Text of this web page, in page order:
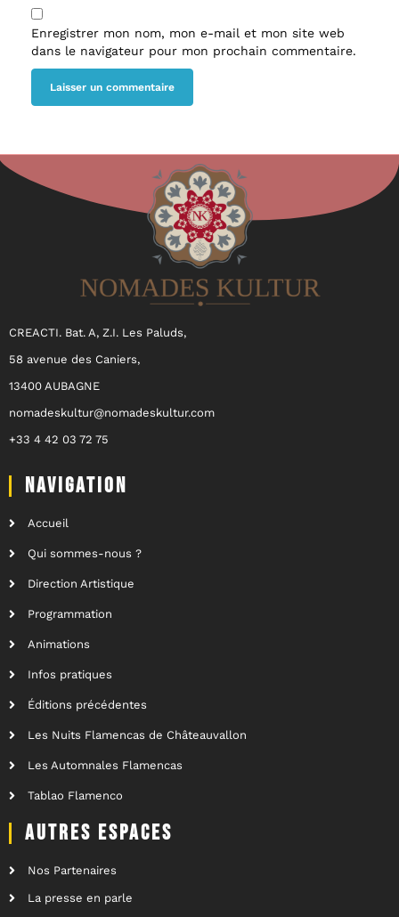
Enregistrer mon nom, mon e-mail et mon site web
dans le navigateur pour mon prochain commentaire.
CREACTI. Bat. A, Z.I. Les Paluds,
58 avenue des Caniers,
13400 AUBAGNE
nomadeskultur@nomadeskultur.com
+33 4 42 03 72 75
NAVIGATION
Accueil
Qui sommes-nous ?
Direction Artistique
Programmation
Animations
Infos pratiques
Éditions précédentes
Les Nuits Flamencas de Châteauvallon
Les Automnales Flamencas
Tablao Flamenco
AUTRES ESPACES
Nos Partenaires
La presse en parle